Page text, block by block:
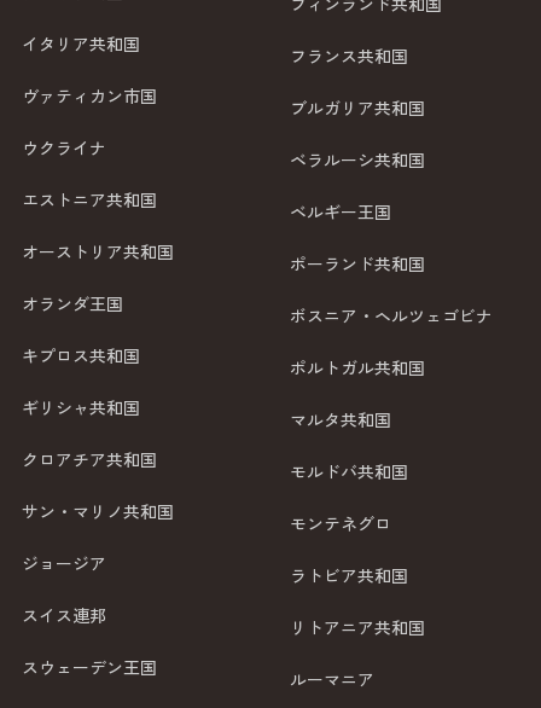
イタリア共和国
ヴァティカン市国
ウクライナ
エストニア共和国
オーストリア共和国
オランダ王国
キプロス共和国
ギリシャ共和国
クロアチア共和国
サン・マリノ共和国
ジョージア
スイス連邦
スウェーデン王国
フランス共和国
ブルガリア共和国
ベラルーシ共和国
ベルギー王国
ポーランド共和国
ボスニア・ヘルツェゴビナ
ポルトガル共和国
マルタ共和国
モルドバ共和国
モンテネグロ
ラトビア共和国
リトアニア共和国
ルーマニア